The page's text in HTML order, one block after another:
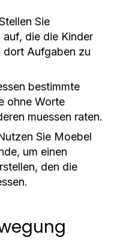
Sie
die die Kinder
dort Aufgaben zu
bestimmte
ohne Worte
muessen raten.
Sie Moebel
um einen
den die